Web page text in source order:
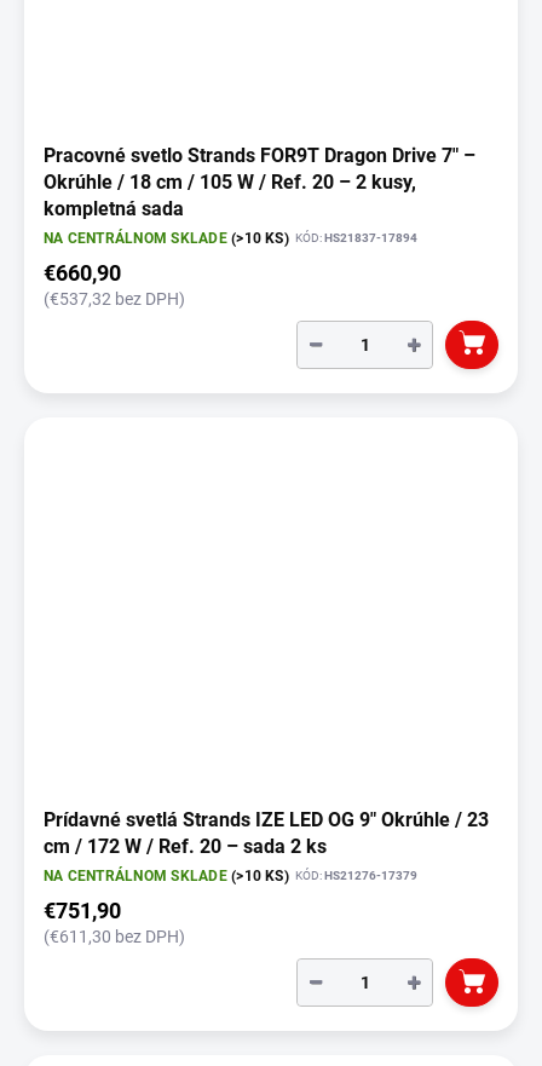
Pracovné svetlo Strands FOR9T Dragon Drive 7" –
Okrúhle / 18 cm / 105 W / Ref. 20 – 2 kusy,
kompletná sada
NA CENTRÁLNOM SKLADE(>10 KS) KÓD:HS21837-17894
€660,90
(€537,32 bez DPH)
+
−
Prídavné svetlá Strands IZE LED OG 9" Okrúhle / 23
cm / 172 W / Ref. 20 – sada 2 ks
NA CENTRÁLNOM SKLADE(>10 KS) KÓD: HS21276-17379
€751,90
(€611,30 bez DPH)
+
−